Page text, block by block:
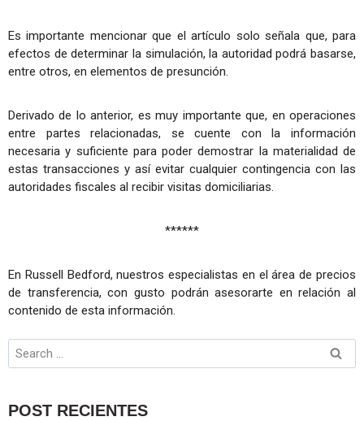
Es importante mencionar que el artículo solo señala que, para
efectos de determinar la simulación, la autoridad podrá basarse,
entre otros, en elementos de presunción.
Derivado de lo anterior, es muy importante que, en operaciones
entre partes relacionadas, se cuente con la información
necesaria y suficiente para poder demostrar la materialidad de
estas transacciones y así evitar cualquier contingencia con las
autoridades fiscales al recibir visitas domiciliarias.
******
En Russell Bedford, nuestros especialistas en el área de precios
de transferencia, con gusto podrán asesorarte en relación al
contenido de esta información.
POST RECIENTES